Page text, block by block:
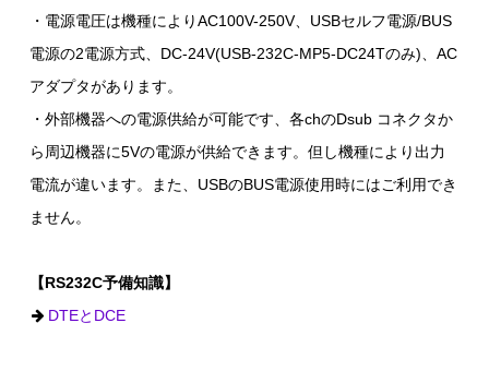
・電源電圧は機種によりAC100V-250V、USBセルフ電源/BUS
電源の2電源方式、DC-24V(USB-232C-MP5-DC24Tのみ)、AC
アダプタがあります。
・外部機器への電源供給が可能です、各chのDsub コネクタか
ら周辺機器に5Vの電源が供給できます。但し機種により出力
電流が違います。また、USBのBUS電源使用時にはご利用でき
ません。
【RS232C予備知識】
DTEとDCE